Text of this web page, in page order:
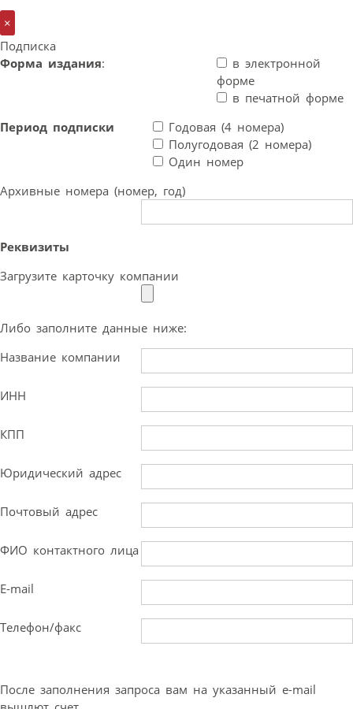
×
Подписка
Форма издания:
в электронной
форме
в печатной форме
Период подписки
Годовая (4 номера)
Полугодовая (2 номера)
Один номер
Архивные номера (номер, год)
Реквизиты
Загрузите карточку компании
Либо заполните данные ниже:
Название компании
ИНН
КПП
Юридический адрес
Почтовый адрес
ФИО контактного лица
E-mail
Телефон/факс
После заполнения запроса вам на указанный e-mail